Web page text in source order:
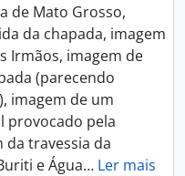
de Mato Grosso,
da chapada, imagem
Irmãos, imagem de
(parecendo
imagem de um
provocado pela
da travessia da
e Água… Ler mais